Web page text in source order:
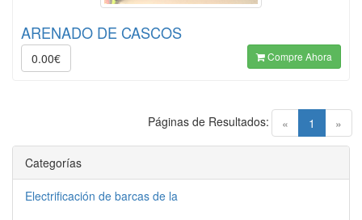
ARENADO DE CASCOS
0.00€ Compre Ahora
« 1 (current)
»
Páginas de Resultados:
Categorías
Electrificación de barcas de la